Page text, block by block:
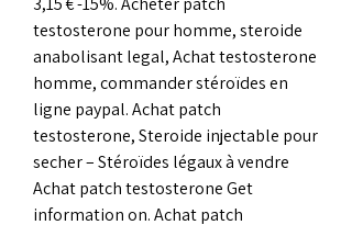
testosterone pour homme, steroide
anabolisant legal, Achat testosterone
homme, commander stéroïdes en
ligne paypal. Achat patch
testosterone, Steroide injectable pour
secher – Stéroïdes légaux à vendre
Achat patch testosterone Get
information on. Achat patch